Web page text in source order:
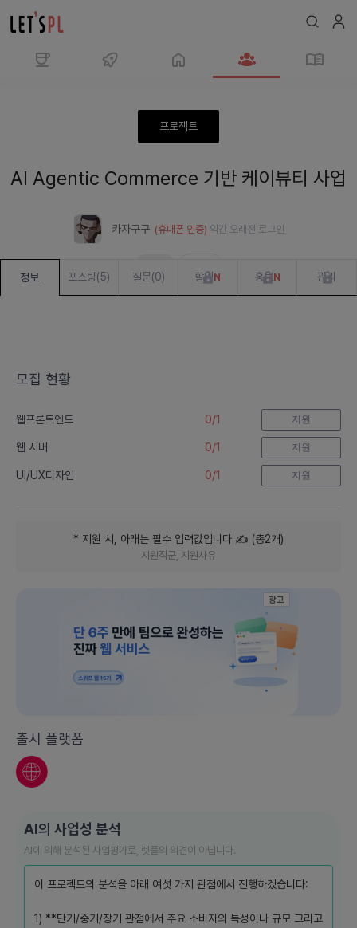
뷰
사
프로젝트
AI Agentic Commerce 기반 케이뷰티 사업
카자구구 (휴대폰 인증) 약간 오래전 로그인
정보 포스팅(5) 질문(0) 할일 N 홍보N 관리
모집 현황
웹프론트엔드 0/1 지원
웹 서버 0/1 지원
UI/UX디자인 0/1 지원
* 지원 시, 아래는 필수 입력값입니다 ✍️ (총2개)
지원직군, 지원사유
광고
출시 플랫폼
AI의 사업성 분석
AI에 의해 분석된 사업평가로, 렛플의 의견이 아닙니다.
이 프로젝트의 분석을 아래 여섯 가지 관점에서 진행하겠습니다:
1) **단기/중기/장기 관점에서 주요 소비자의 특성이나 규모 그리고